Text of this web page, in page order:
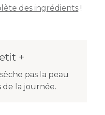
des ingrédients !
+
pas la peau
de la journée.